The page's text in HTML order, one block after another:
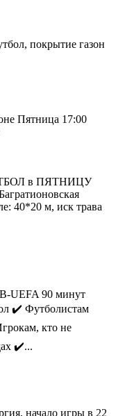
покрытие газон
Пятница 17:00
в ПЯТНИЦУ
40*20 м, иск трава
UEFA 90 минут
✔️ Футболистам
кто не
✔️...
начало игры в 22